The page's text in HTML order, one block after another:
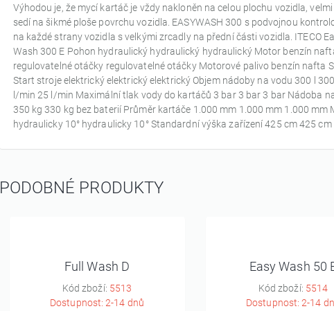
Výhodou je, že mycí kartáč je vždy nakloněn na celou plochu vozidla,
sedí na šikmé ploše povrchu vozidla. EASYWASH 300 s podvojnou
na každé strany vozidla s velkými zrcadly na přední části vozidla. ITECO
Wash 300 E Pohon hydraulický hydraulický hydraulický Motor benzín
regulovatelné otáčky regulovatelné otáčky Motorové palivo benzín nafta
Start stroje elektrický elektrický elektrický Objem nádoby na vodu 300 l
l/min 25 l/min Maximální tlak vody do kartáčů 3 bar 3 bar 3 bar Nádoba
350 kg 330 kg bez baterií Průměr kartáče 1.000 mm 1.000 mm 1.000
hydraulicky 10° hydraulicky 10° Standardní výška zařízení 425 cm 425
PODOBNÉ PRODUKTY
Full Wash D
Kód zboží: 5513
Dostupnost: 2-14 dnů
Easy Wash 50
Kód zboží: 5514
Dostupnost: 2-14